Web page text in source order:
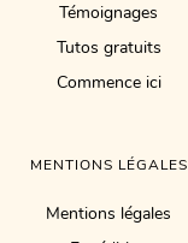
Témoignages
Tutos gratuits
Commence ici
MENTIONS LÉGALES
Mentions légales